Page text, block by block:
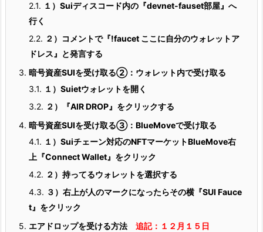
2.1. １）Suiディスコード内の『devnet-fauset部屋』へ
行く
2.2. ２）コメントで『!faucet ここに自分のウォレットア
ドレス』と発言する
3. 暗号資産SUIを受け取る②：ウォレット内で受け取る
3.1. １）Suietウォレットを開く
3.2. ２）『AIR DROP』をクリックする
4. 暗号資産SUIを受け取る③：BlueMoveで受け取る
4.1. １）Suiチェーン対応のNFTマーケットBlueMove右
上『Connect Wallet』をクリック
4.2. ２）持ってるウォレットを選択する
4.3. ３）右上が人のマークになったらその横『SUI Fauce
t』をクリック
5. エアドロップを受ける方法 追記：１２月１５日